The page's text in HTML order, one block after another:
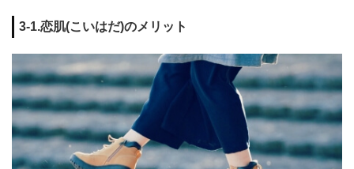
3-1.恋肌(こいはだ)のメリット